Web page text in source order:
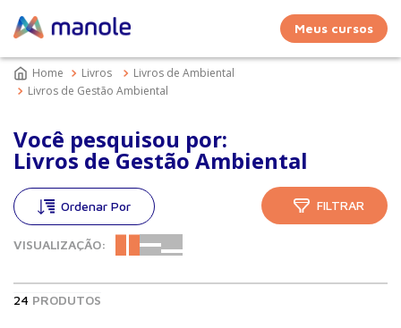
Meus cursos
Livros
Livros de Ambiental
Livros de Gestão Ambiental
Você pesquisou por:
Livros de Gestão Ambiental
VISUALIZAÇÃO:
FILTRAR
24 PRODUTOS